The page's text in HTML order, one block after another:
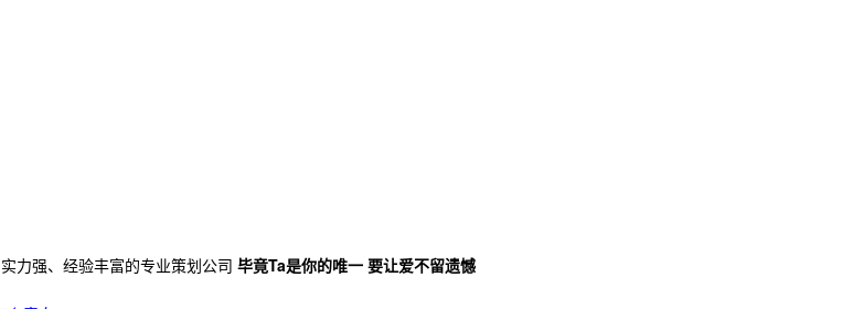
力强、经验丰富的专业策划公司 毕竟Ta是你的唯一 要让爱不留遗憾